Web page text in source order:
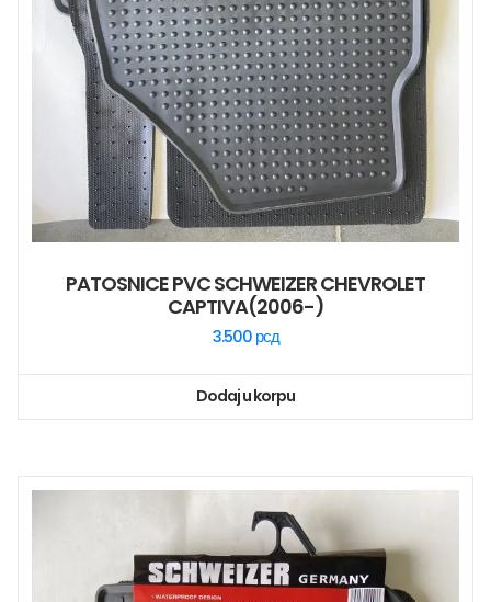
PATOSNICE PVC SCHWEIZER CHEVROLET
CAPTIVA(2006-)
3.500 рсд
Dodaj u korpu